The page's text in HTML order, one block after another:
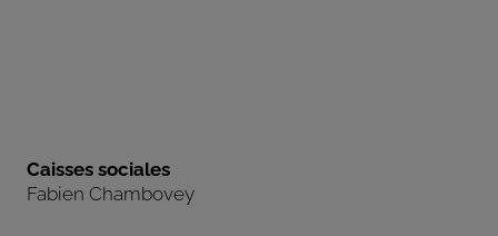
Caisses sociales
Fabien Chambovey